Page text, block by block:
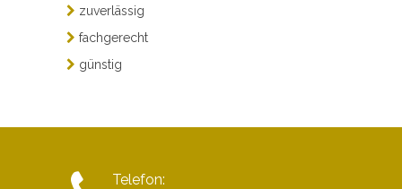
zuverlässig
fachgerecht
günstig
Telefon: